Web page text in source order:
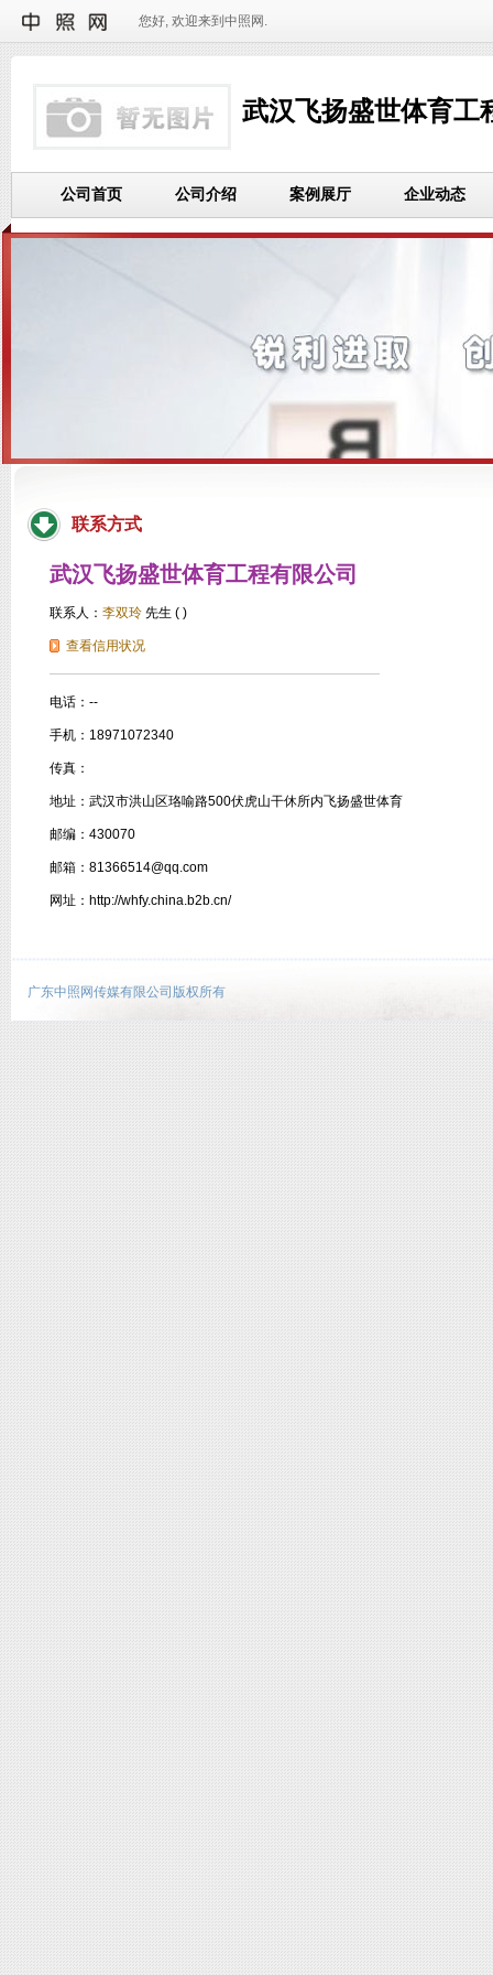
您好, 欢迎来到中照网.
武汉飞扬盛世体育工
公司首页 公司介绍 案例展厅 企业动态
联系方式
武汉飞扬盛世体育工程有限公司
联系人： 李双玲 先生 ( )
查看信用状况
电话：--
手机：18971072340
传真：
地址：武汉市洪山区珞喻路500伏虎山干休所内飞扬盛世体育
邮编：430070
邮箱：81366514@qq.com
网址：http://whfy.china.b2b.cn/
广东中照网传媒有限公司版权所有